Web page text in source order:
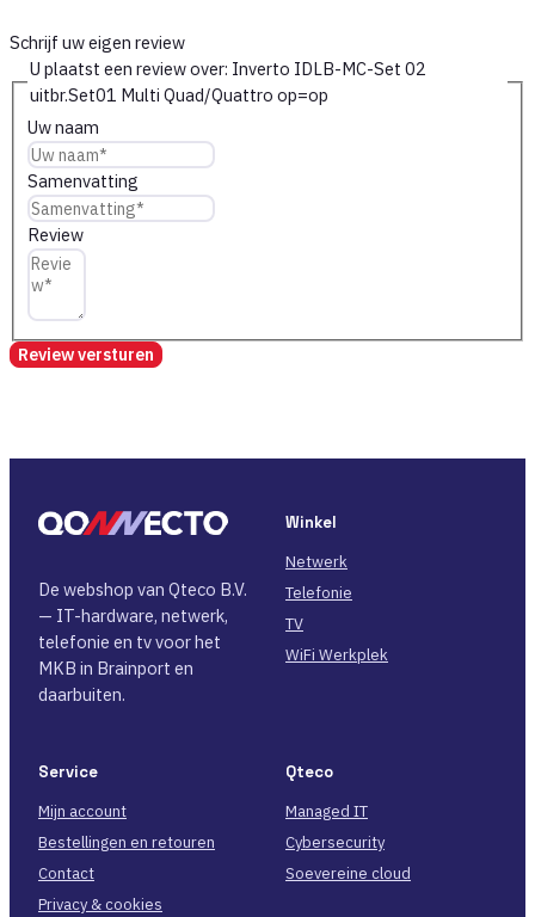
Schrijf uw eigen review
U plaatst een review over: Inverto IDLB-MC-Set 02
uitbr.Set01 Multi Quad/Quattro op=op
Uw naam
Samenvatting
Review
Review versturen
De webshop van Qteco B.V.
— IT-hardware, netwerk,
telefonie en tv voor het
MKB in Brainport en
daarbuiten.
Winkel
Netwerk
Telefonie
TV
WiFi Werkplek
Service
Mijn account
Bestellingen en retouren
Contact
Privacy & cookies
Qteco
Managed IT
Cybersecurity
Soevereine cloud